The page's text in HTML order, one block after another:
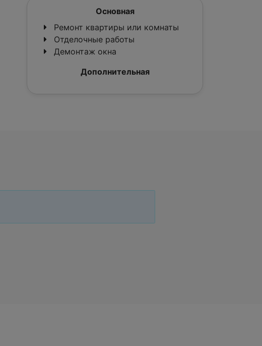
Основная
Ремонт квартиры или комнаты
Отделочные работы
Демонтаж окна
Дополнительная